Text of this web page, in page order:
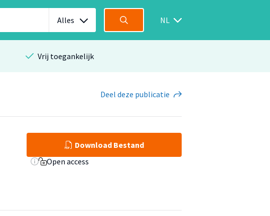
Alles NL
Vrij toegankelijk
Deel deze publicatie
Download Bestand
Open access